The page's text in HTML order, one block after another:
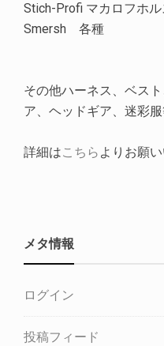
Stich-Profi マカロフホ
Smersh 各種
その他ハーネス、ベス
ア、ヘッドギア、迷彩
詳細はこちら よりお願い
メタ情報
ログイン
投稿フィード